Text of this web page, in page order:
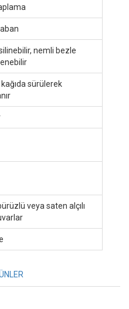
nemli bezle
sürülerek
veya saten alçılı